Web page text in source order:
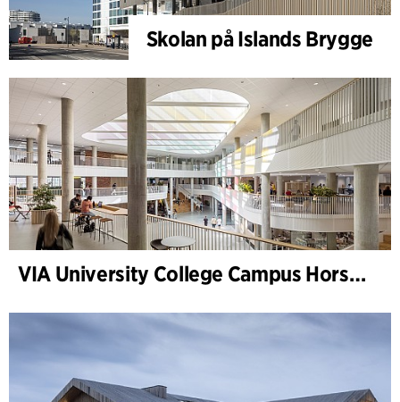
Skolan på Islands Brygge
VIA University College Campus Horsens